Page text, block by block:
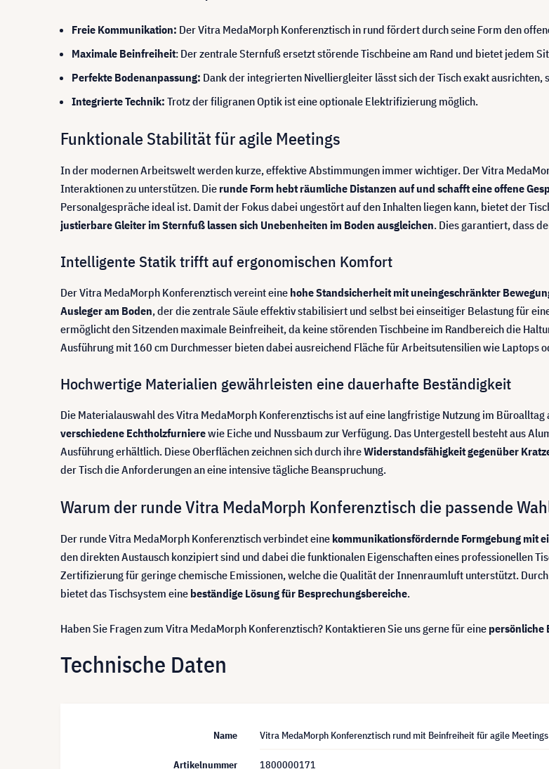
Freie Kommunikation: Der Vitra MedaMorph Konferenztisch in rund fördert durch seine Form den
Maximale Beinfreiheit: Der zentrale Sternfuß ersetzt störende Tischbeine am Rand und bietet jedem
Perfekte Bodenanpassung: Dank der integrierten Nivelliergleiter lässt sich der Tisch exakt ausrichten,
Integrierte Technik: Trotz der filigranen Optik ist eine optionale Elektrifizierung möglich.
Funktionale Stabilität für agile Meetings
In der modernen Arbeitswelt werden kurze, effektive Abstimmungen immer wichtiger. Der Vitra
Interaktionen zu unterstützen. Die runde Form hebt räumliche Distanzen auf und schafft eine offene
Personalgespräche ideal ist. Damit der Fokus dabei ungestört auf den Inhalten liegen kann, bietet der
justierbare Gleiter im Sternfuß lassen sich Unebenheiten im Boden ausgleichen. Dies garantiert, dass
Intelligente Statik trifft auf ergonomischen Komfort
Der Vitra MedaMorph Konferenztisch vereint eine hohe Standsicherheit mit uneingeschränkter
Ausleger am Boden, der die zentrale Säule effektiv stabilisiert und selbst bei einseitiger Belastung für
ermöglicht den Sitzenden maximale Beinfreiheit, da keine störenden Tischbeine im Randbereich die
Ausführung mit 160 cm Durchmesser bieten dabei ausreichend Fläche für Arbeitsutensilien wie Laptops
Hochwertige Materialien gewährleisten eine dauerhafte Beständigkeit
Die Materialauswahl des Vitra MedaMorph Konferenztischs ist auf eine langfristige Nutzung im Büroalltag
verschiedene Echtholzfurnierewie Eiche und Nussbaum zur Verfügung. Das Untergestell besteht aus
Ausführung erhältlich. Diese Oberflächen zeichnen sich durch ihreWiderstandsfähigkeit gegenüber
der Tisch die Anforderungen an eine intensive tägliche Beanspruchung.
Warum der runde Vitra MedaMorph Konferenztisch die passende
Der runde Vitra MedaMorph Konferenztisch verbindet eine kommunikationsfördernde Formgebung mit
den direkten Austausch konzipiert sind und dabei die funktionalen Eigenschaften eines professionellen
Zertifizierung für geringe chemische Emissionen, welche die Qualität der Innenraumluft unterstützt.
bietet das Tischsystem eine beständige Lösung für Besprechungsbereiche.
Haben Sie Fragen zum Vitra MedaMorph Konferenztisch? Kontaktieren Sie uns gerne für eine persönliche
Technische Daten
Name Vitra MedaMorph Konferenztisch rund mit Beinfreiheit für agile Meetings
Artikelnummer 1800000171